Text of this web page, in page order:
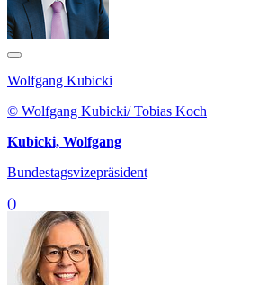
Wolfgang Kubicki
© Wolfgang Kubicki/ Tobias Koch
Kubicki, Wolfgang
Bundestagsvizepräsident
()